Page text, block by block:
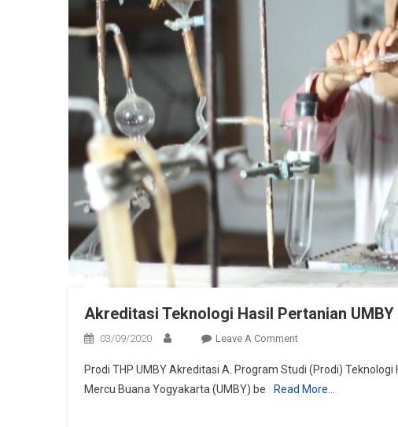
Akreditasi Teknologi Hasil Pertanian UMBY
03/09/2020 Leave A CommentOn
Teknologi
Hasil
Prodi THP UMBY Akreditasi A. Program Studi (Prodi)
Mercu Buana Yogyakarta (UMBY) be
Read More…